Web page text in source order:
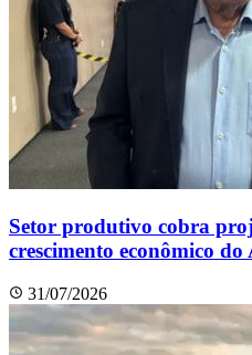
Setor produtivo cobra
crescimento econômico do
31/07/2026